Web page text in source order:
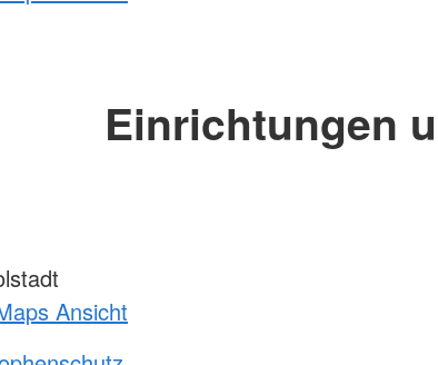
Einrichtungen
Ansicht